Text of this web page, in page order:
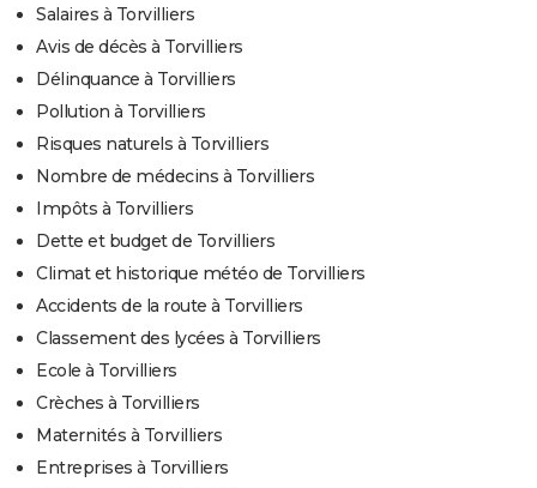
Salaires à Torvilliers
Avis de décès à Torvilliers
Délinquance à Torvilliers
Pollution à Torvilliers
Risques naturels à Torvilliers
Nombre de médecins à Torvilliers
Impôts à Torvilliers
Dette et budget de Torvilliers
Climat et historique météo de Torvilliers
Accidents de la route à Torvilliers
Classement des lycées à Torvilliers
Ecole à Torvilliers
Crèches à Torvilliers
Maternités à Torvilliers
Entreprises à Torvilliers